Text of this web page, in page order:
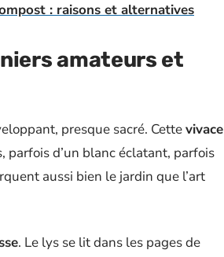
: raisons et alternatives
amateurs et
presque sacré. Cettevivace
parfois d’un blanc éclatant, parfois
aussi bien le jardin que l’art
. Le lys se lit dans les pages de